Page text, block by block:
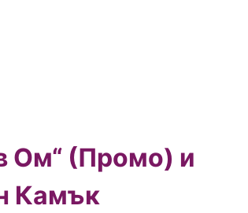
Ом“ (Промо) и
Камък